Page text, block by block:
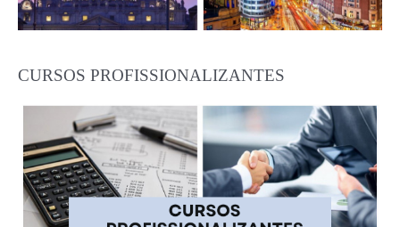
CURSOS PROFISSIONALIZANTES